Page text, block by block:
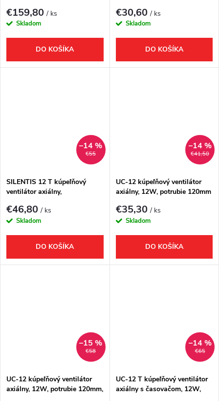
potrubie 120mm, biel
€159,80/ ks
Skladom
DO KOŠÍKA
€30,60/ ks
Skladom
DO KOŠÍKA
€55
–14 %
SILENTIS 12 T kúpeľňový
ventilátor axiálny,
120mm, biela
€46,80/ ks
Skladom
DO KOŠÍKA
€41,50
–14 %
UC-12 kúpeľňový ventilátor
axiálny, 12W, potrubie 120mm
€35,30/ ks
Skladom
DO KOŠÍKA
€58
–15 %
UC-12 kúpeľňový ventilátor
axiálny, 12W, potrubie 120mm,
€65
–14 %
UC-12 T kúpeľňový ventilátor
axiálny s časovačom, 12W,